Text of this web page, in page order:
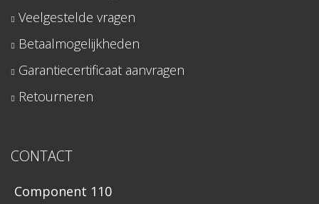
Veelgestelde vragen
Betaalmogelijkheden
Garantiecertificaat aanvragen
Retourneren
CONTACT
Component 110